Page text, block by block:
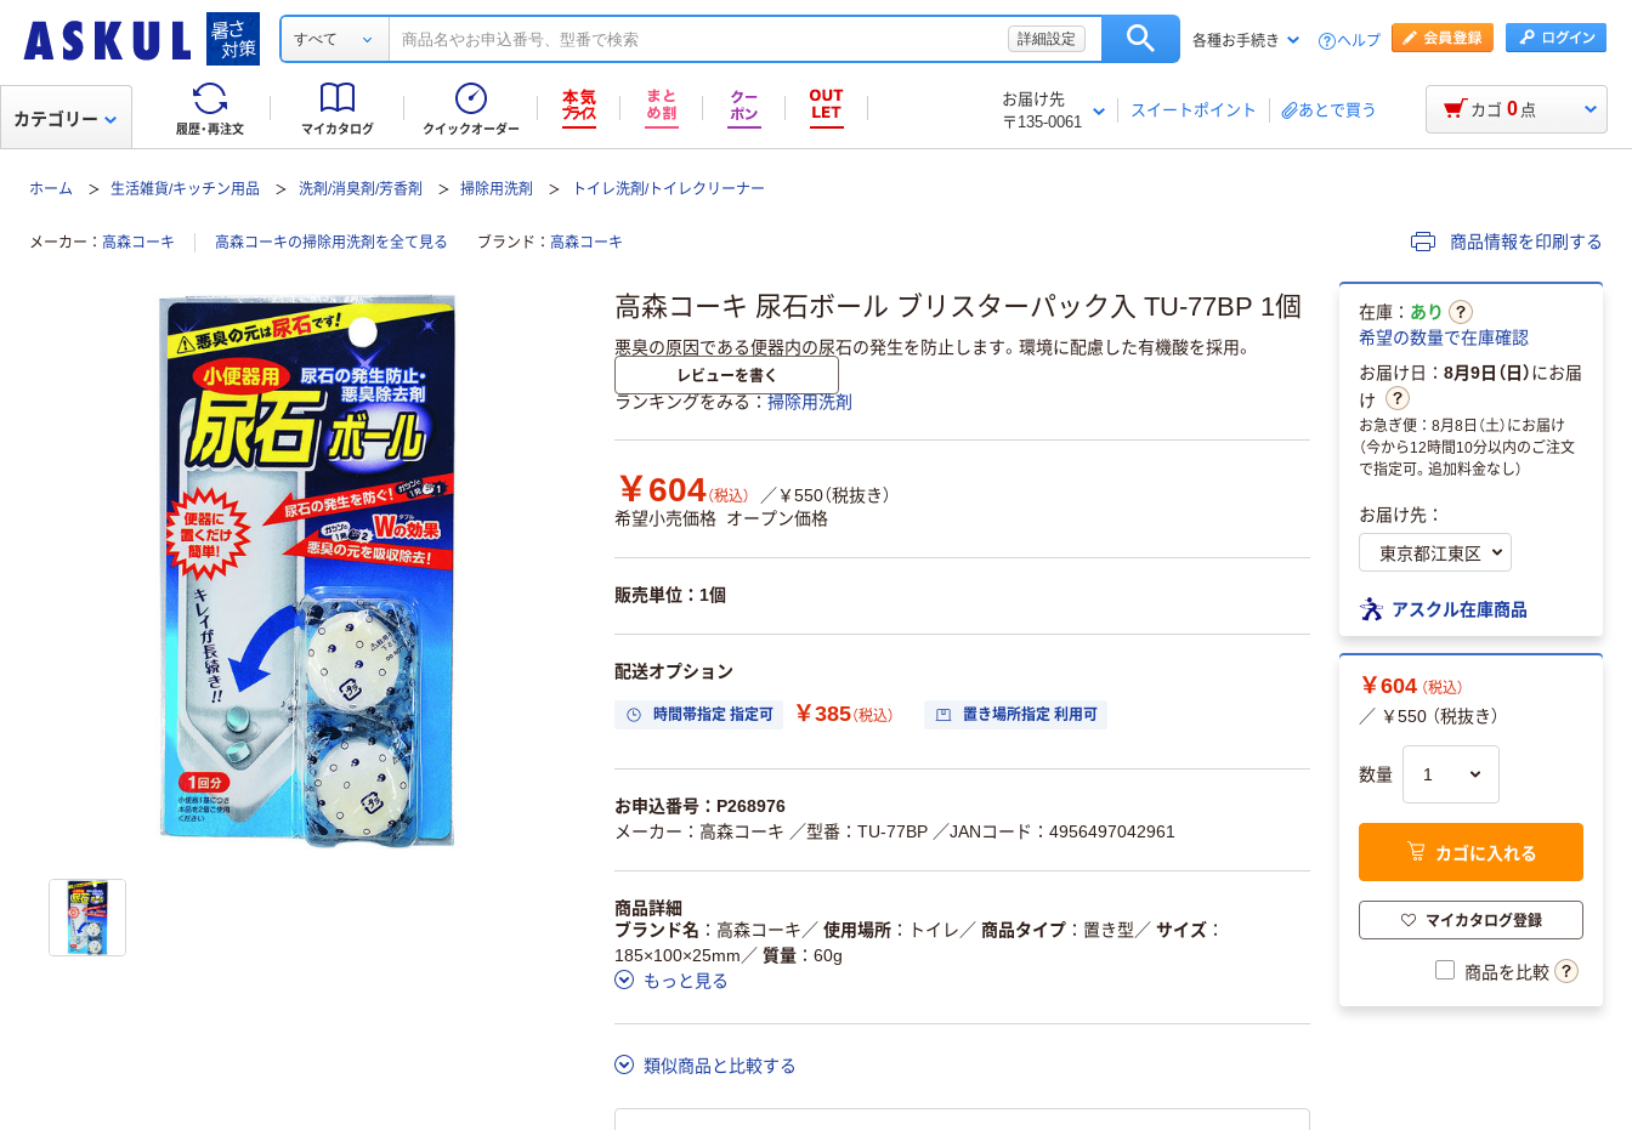
すべて 詳細設定 各種お手続き ヘルプ
履歴・再注文 マイカタログ クイックオーダー
お届け先
〒135-0061
スイートポイント あとで買う
カテゴリー カゴ 0 点
ホーム 生活雑貨/キッチン用品 洗剤/消臭剤/芳香剤 掃除用洗剤 トイレ洗剤/トイレクリーナー
メーカー 高森コーキ 高森コーキの掃除用洗剤を全て見る ブランド 高森コーキ 商品情報を印刷する
高森コーキ 尿石ボール ブリスターパック入 TU-77BP 1個
悪臭の原因である便器内の尿石の発生を防止します。環境に配慮した有機酸を採用。
レビューを書く
ランキングをみる 掃除用洗剤
￥604（税込）
／￥550（税抜き）
希望小売価格 オープン価格
販売単位：1個
配送オプション
時間帯指定 指定可 ￥385（税込） 置き場所指定 利用可
お申込番号：P268976
メーカー：高森コーキ ／型番：TU-77BP ／JANコード：4956497042961
商品詳細
ブランド名
高森コーキ ／ 使用場所 トイレ ／ 商品タイプ 置き型 ／ サイズ
185×100×25mm ／ 質量
60g
もっと見る
類似商品と比較する
在庫： あり
希望の数量で在庫確認
お届け日： 8月9日（日）にお届
け
お急ぎ便：8月8日（土）にお届け
（今から12時間10分以内のご注文
で指定可。追加料金なし）
お届け先：
アスクル在庫商品
￥604 （税込）
／ ￥550 （税抜き）
数量
カゴに入れる
マイカタログ登録
商品を比較